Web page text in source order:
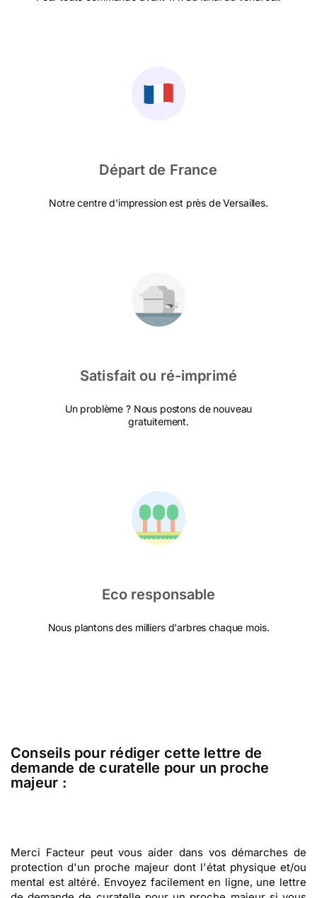
Départ de France
Notre centre d'impression est près de Versailles.
Satisfait ou ré-imprimé
Un problème ? Nous postons de nouveau
gratuitement.
Eco responsable
Nous plantons des milliers d'arbres chaque mois.
Conseils pour rédiger cette lettre de
demande de curatelle pour un proche
majeur :
Merci Facteur peut vous aider dans vos démarches de
protection d'un proche majeur dont l'état physique et/ou
mental est altéré. Envoyez facilement en ligne, une lettre